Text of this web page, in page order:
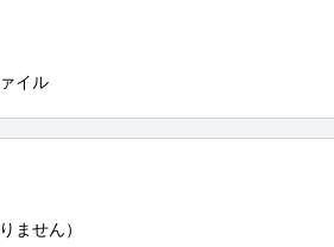
イル
ません）